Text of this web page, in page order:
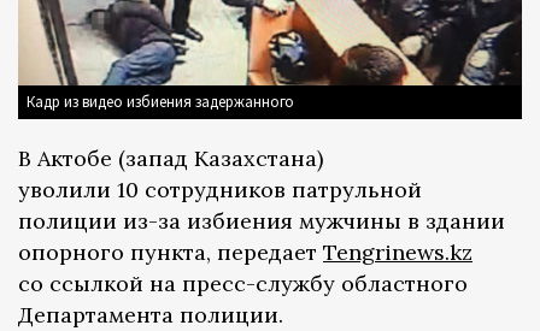
Кадр из видео избиения задержанного
В Актобе (запад Казахстана)
уволили 10 сотрудников патрульной
полиции из-за избиения мужчины в здании
опорного пункта, передает Tengrinews.kz
со ссылкой на пресс-службу областного
Департамента полиции.